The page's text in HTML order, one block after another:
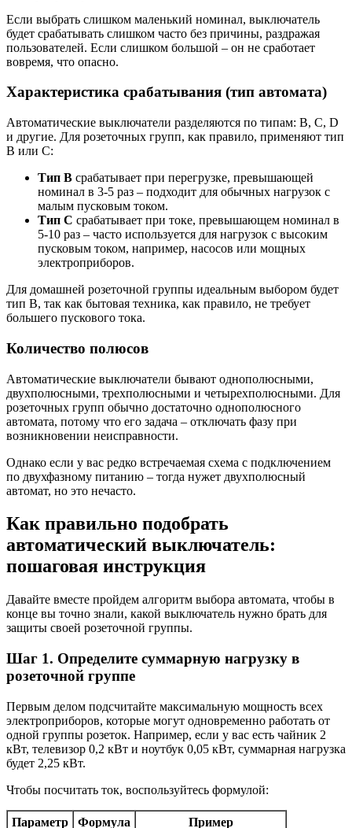
Если выбрать слишком маленький номинал, выключатель
будет срабатывать слишком часто без причины, раздражая
пользователей. Если слишком большой – он не сработает
вовремя, что опасно.
Характеристика срабатывания (тип автомата)
Автоматические выключатели разделяются по типам: B, C, D
и другие. Для розеточных групп, как правило, применяют тип
B или C:
Тип B срабатывает при перегрузке, превышающей
номинал в 3-5 раз – подходит для обычных нагрузок с
малым пусковым током.
Тип C срабатывает при токе, превышающем номинал в
5-10 раз – часто используется для нагрузок с высоким
пусковым током, например, насосов или мощных
электроприборов.
Для домашней розеточной группы идеальным выбором будет
тип B, так как бытовая техника, как правило, не требует
большего пускового тока.
Количество полюсов
Автоматические выключатели бывают однополюсными,
двухполюсными, трехполюсными и четырехполюсными. Для
розеточных групп обычно достаточно однополюсного
автомата, потому что его задача – отключать фазу при
возникновении неисправности.
Однако если у вас редко встречаемая схема с подключением
по двухфазному питанию – тогда нужет двухполюсный
автомат, но это нечасто.
Как правильно подобрать
автоматический выключатель:
пошаговая инструкция
Давайте вместе пройдем алгоритм выбора автомата, чтобы в
конце вы точно знали, какой выключатель нужно брать для
защиты своей розеточной группы.
Шаг 1. Определите суммарную нагрузку в
розеточной группе
Первым делом подсчитайте максимальную мощность всех
электроприборов, которые могут одновременно работать от
одной группы розеток. Например, если у вас есть чайник 2
кВт, телевизор 0,2 кВт и ноутбук 0,05 кВт, суммарная нагрузка
будет 2,25 кВт.
Чтобы посчитать ток, воспользуйтесь формулой:
Параметр Формула Пример